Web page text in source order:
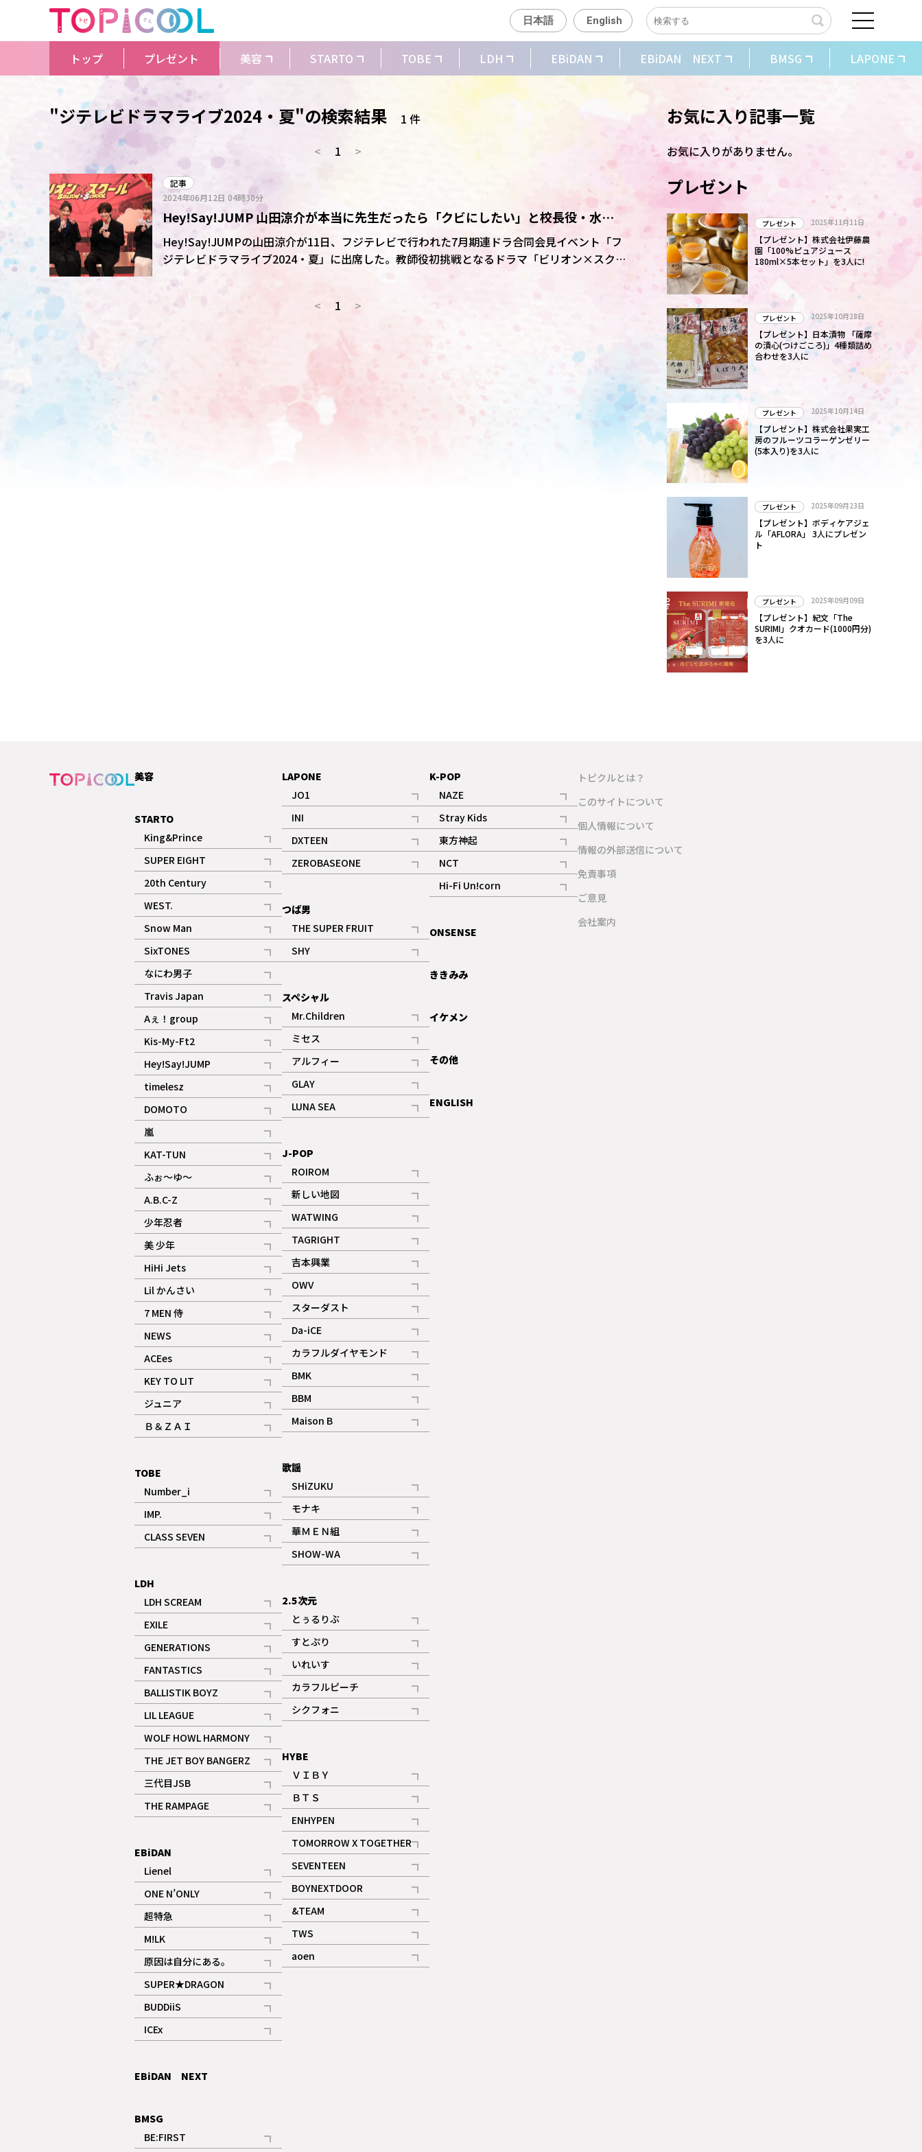
日本語 English
トップ プレゼント 美容 STARTO TOBE LDH EBiDAN EBiDAN NEXT BMSG LAPONE
"ジテレビドラマライブ2024・夏"の検索結果
1 件
<
1 >
記事
2024年06月12日 04時30分
Hey!Say!JUMP 山田涼介が本当に先生だったら「クビにしたい」と校長役・水野
美紀が言い放った理由とは?
Hey!Say!JUMPの山田涼介が11日、フジテレビで行われた7月期連ドラ合同会見イベント「フ
ジテレビドラマライブ2024・夏」に出席した。教師役初挑戦となるドラマ「ビリオン×スク
ール」(金曜後9・00)への思いを語った。
<
1 >
お気に入り記事一覧
お気に入りがありません。
プレゼント
プレゼント 2025年11月11日
【プレゼント】株式会社伊藤農
園「100%ピュアジュース
180ml×5本セット」を3人に!
プレゼント 2025年10月28日
【プレゼント】日本漬物 「薩摩
の漬心(つけごころ)」4種類詰め
合わせを3人に
プレゼント 2025年10月14日
【プレゼント】株式会社果実工
房のフルーツコラーゲンゼリー
(5本入り)を3人に
プレゼント 2025年09月23日
【プレゼント】ボディケアジェ
ル「AFLORA」 3人にプレゼン
ト
プレゼント 2025年09月09日
【プレゼント】紀文「The
SURIMI」クオカード(1000円分)
を3人に
美容
STARTO
King&Prince
記事
SUPER EIGHT
記事
20th Century
記事
WEST.
記事
Snow Man
記事
ギャラリー
SixTONES
記事
ギャラリー
なにわ男子
記事
Travis Japan
記事
Aぇ！group
記事
Kis-My-Ft2
記事
ギャラリー
Hey!Say!JUMP
記事
timelesz
記事
DOMOTO
記事
嵐
記事
KAT-TUN
記事
ふぉ～ゆ～
記事
A.B.C-Z
記事
ギャラリー
少年忍者
記事
美 少年
記事
HiHi Jets
記事
Lil かんさい
記事
7 MEN 侍
記事
NEWS
記事
ACEes
記事
KEY TO LIT
記事
ジュニア
記事
Ｂ＆ＺＡＩ
記事
TOBE
Number_i
記事
IMP.
記事
CLASS SEVEN
記事
LDH
LDH SCREAM
記事
EXILE
記事
GENERATIONS
記事
FANTASTICS
記事
BALLISTIK BOYZ
記事
LIL LEAGUE
記事
WOLF HOWL HARMONY
記事
THE JET BOY BANGERZ
記事
三代目JSB
記事
THE RAMPAGE
記事
EBiDAN
Lienel
記事
ONE N’ONLY
記事
超特急
記事
ギャラリー
M!LK
記事
原因は自分にある。
記事
SUPER★DRAGON
記事
BUDDiiS
記事
ICEx
記事
EBiDAN NEXT
BMSG
BE:FIRST
LAPONE
JO1
記事
ギャラリー
INI
記事
ギャラリー
DXTEEN
記事
ギャラリー
ZEROBASEONE
記事
つば男
THE SUPER FRUIT
記事
ギャラリー
SHY
記事
スペシャル
Mr.Children
記事
ミセス
記事
アルフィー
記事
GLAY
記事
LUNA SEA
記事
J-POP
ROIROM
記事
新しい地図
記事
WATWING
記事
TAGRIGHT
記事
吉本興業
記事
OWV
記事
ギャラリー
スターダスト
記事
Da-iCE
記事
カラフルダイヤモンド
記事
BMK
記事
ギャラリー
BBM
記事
ギャラリー
Maison B
記事
歌謡
SHiZUKU
記事
モナキ
記事
華ＭＥＮ組
記事
SHOW-WA
記事
2.5次元
とぅるりぶ
記事
すとぷり
記事
ギャラリー
いれいす
記事
ギャラリー
カラフルピーチ
記事
シクフォニ
記事
HYBE
ＶＩＢＹ
記事
ＢＴＳ
記事
ENHYPEN
記事
TOMORROW X TOGETHER
記事
ギャラリー
SEVENTEEN
記事
BOYNEXTDOOR
記事
&TEAM
記事
ギャラリー
TWS
記事
aoen
記事
K-POP
NAZE
記事
Stray Kids
記事
東方神起
記事
NCT
記事
Hi-Fi Un!corn
記事
ONSENSE
ききみみ
イケメン
その他
ENGLISH
トピクルとは？
このサイトについて
個人情報について
情報の外部送信について
免責事項
ご意見
会社案内